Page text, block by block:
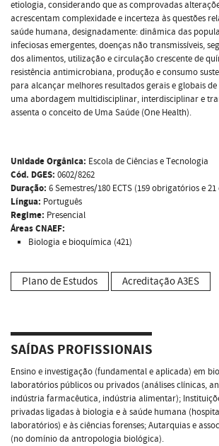
etiologia, considerando que as comprovadas
acrescentam complexidade e incerteza às questões
saúde humana, designadamente: dinâmica das
infeciosas emergentes, doenças não transmissíveis,
dos alimentos, utilização e circulação crescente de
resistência antimicrobiana, produção e consumo
para alcançar melhores resultados gerais e globais
uma abordagem multidisciplinar, interdisciplinar e
assenta o conceito de Uma Saúde (One Health).
Unidade Orgânica: Escola de Ciências e Tecnologia
Cód. DGES: 0602/8262
Duração: 6 Semestres/180 ECTS (159 obrigatórios e
Língua: Português
Regime: Presencial
Áreas CNAEF:
Biologia e bioquímica (421)
Plano de Estudos Acreditação A3ES
SAÍDAS PROFISSIONAIS
Ensino e investigação (fundamental e aplicada) em
laboratórios públicos ou privados (análises clínicas,
indústria farmacêutica, indústria alimentar);
privadas ligadas à biologia e à saúde humana
laboratórios) e às ciências forenses; Autarquias e
(no domínio da antropologia biológica).